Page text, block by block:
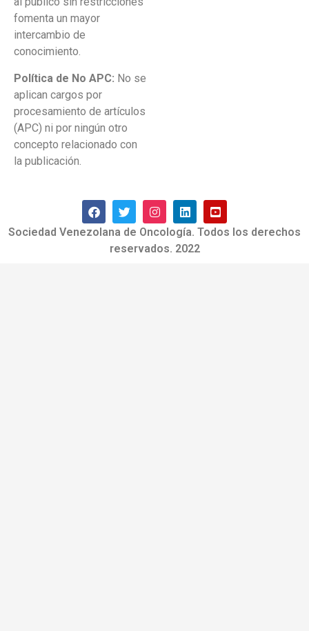
fomenta un mayor
intercambio de
conocimiento.
Política de No APC: No se
aplican cargos por
procesamiento de artículos
(APC) ni por ningún otro
concepto relacionado con
la publicación.
Sociedad Venezolana de Oncología. Todos los derechos
reservados. 2022